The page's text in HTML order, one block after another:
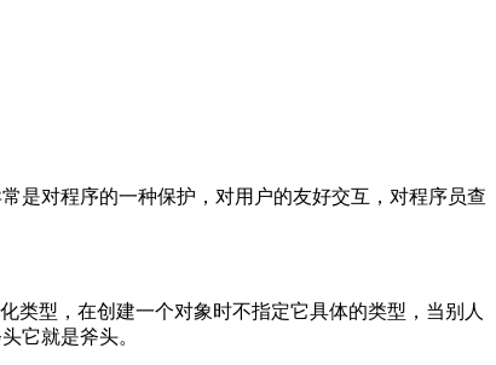
是对程序的一种保护，对用户的友好交互，对程序员查
类型，在创建一个对象时不指定它具体的类型，当别人
它就是斧头。